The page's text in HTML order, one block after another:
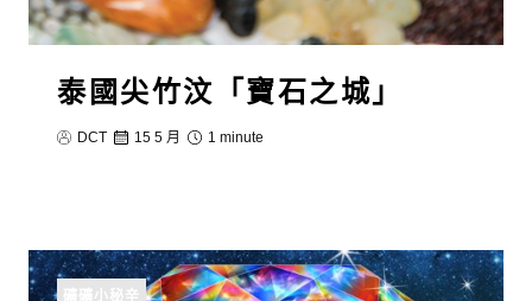
泰國尖竹汶「寶石之城」
DCT 15 5 月 1 minute
礦礦小秘辛